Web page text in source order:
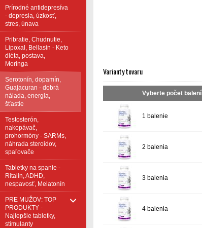
Prírodné antidepresíva
- depresia, úzkosť,
stres, únava
Pribratie, Chudnutie,
Lipoxal, Bellasin - Keto
diéta, postava,
Moringa
Serotonín, dopamín,
Guajacuran - dobrá
nálada, energia,
šťastie
Testosterón,
nakopávač,
prohormóny - SARMs,
náhrada steroidov,
spaľovače
Tabletky na spanie -
Ritalin, ADHD,
nespavosť, Melatonín
PRE MUŽOV: TOP
PRODUKTY -
Najlepšie tabletky,
stimulanty
Varianty tovaru
Vyberte počet
1 balenie
2 balenia
3 balenia
4 balenia